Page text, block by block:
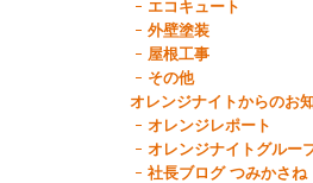
エコキュート
外壁塗装
屋根工事
その他
オレンジナイトからのお
オレンジレポート
オレンジナイトグルー
社長ブログ つみかさね